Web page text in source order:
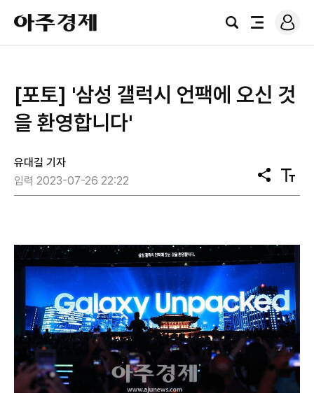
아
주
경
검
전
로
그
[포토] '삼성 갤럭시 언팩에 오신 것
을 환영합니다'
유대길 기자
입력 2023-07-26 22:22
공
유
텍
스